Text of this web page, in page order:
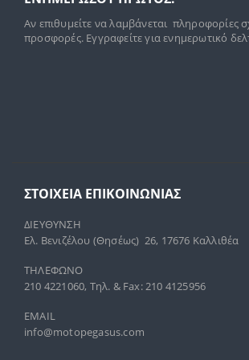
Αν επιθυμείτε να λαμβάνεται πληροφορίες
προσφορές. Εγγραφείτε για ενημερωτικό
ΣΤΟΙΧΕΊΑ ΕΠΙΚΟΙΝΩΝΊΑΣ
ΔΙΕΥΘΥΝΣΗ
Ελ. Βενιζέλου (Θησέως) 26, 17676 Καλλιθέα
ΤΗΛΕΦΩΝΟ
210 4221060, Τηλ. & Fax: 210 4125956
EMAIL
info@motopegasus.com